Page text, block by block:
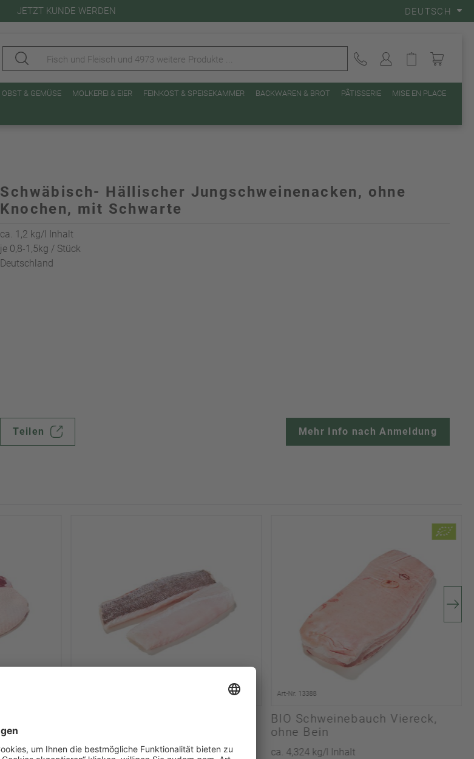
JETZT KUNDE WERDEN DEUTSCH
OBST & GEMÜSE MOLKEREI & EIER FEINKOST & SPEISEKAMMER BACKWAREN & BROT PÂTISSERIE MISE EN PLACE
Schwäbisch- Hällischer Jungschweinenacken, ohne
Knochen, mit Schwarte
ca. 1,2 kg/l Inhalt
je 0,8-1,5kg / Stück
Deutschland
Teilen Mehr Info nach Anmeldung
ca. 3,2 kg/l Inhalt
Art-Nr. 13388
BIO Schweinebauch Viereck,
ohne Bein
ca. 4,324 kg/l Inhalt